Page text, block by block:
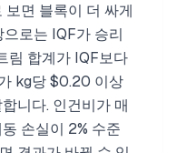
보면 블록이 더 싸게
로는 IQF가 승리
림 합계가 IQF보다
kg당 $0.20 이상
니다. 인건비가 매
손실이 2% 수준